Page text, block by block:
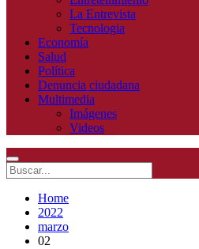
La Entrevista
Tecnologia
Economía
Salud
Política
Denuncia ciudadana
Multimedia
Imágenes
Videos
Home
2022
marzo
02